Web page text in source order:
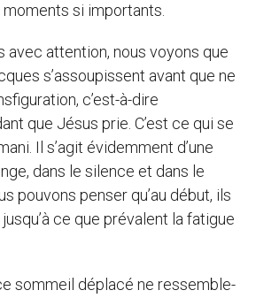
si importants.
avec attention, nous voyons que
s’assoupissent avant que ne
c’est-à-dire
que Jésus prie. C’est ce qui se
Il s’agit évidemment d’une
dans le silence et dans le
pouvons penser qu’au début, ils
ce que prévalent la fatigue
sommeil déplacé ne ressemble-